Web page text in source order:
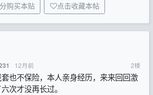
购买本贴 点击收藏本帖
12月前 2楼
也不保险，本人亲身经历，来来回回激
次才没再长过。